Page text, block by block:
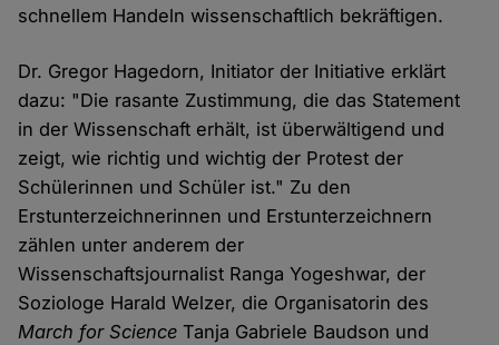
schnellem Handeln wissenschaftlich bekräftigen.
Dr. Gregor Hagedorn, Initiator der Initiative erklärt
dazu: "Die rasante Zustimmung, die das Statement
in der Wissenschaft erhält, ist überwältigend und
zeigt, wie richtig und wichtig der Protest der
Schülerinnen und Schüler ist." Zu den
Erstunterzeichnerinnen und Erstunterzeichnern
zählen unter anderem der
Wissenschaftsjournalist Ranga Yogeshwar, der
Soziologe Harald Welzer, die Organisatorin des
March for Science Tanja Gabriele Baudson und